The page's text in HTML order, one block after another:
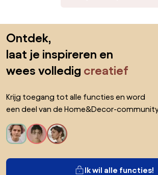
Ontdek,
laat je inspireren en
wees volledig creatief
Krijg toegang tot alle functies en word
een deel van de Home&Decor-
Ik wil alle functies!